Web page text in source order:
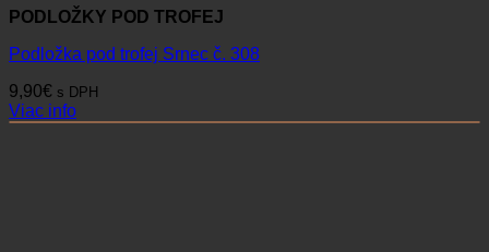
PODLOŽKY POD TROFEJ
Podložka pod trofej Srnec č. 308
9,90€ s DPH
Viac info